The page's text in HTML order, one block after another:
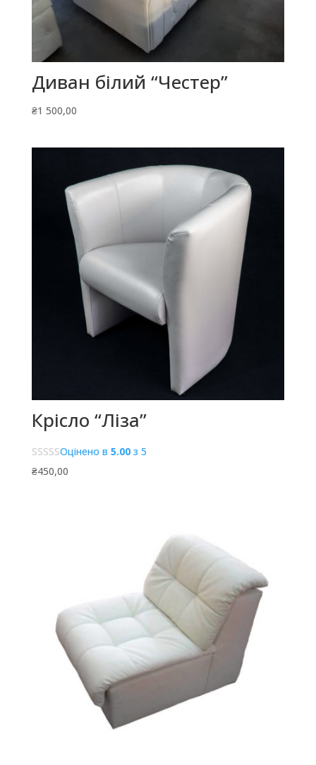
Диван білий “Честер”
₴1 500,00
Крісло “Ліза”
Оцінено в 5.00з 5
₴450,00